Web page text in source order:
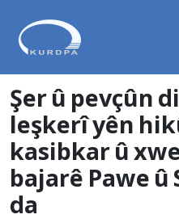
Şer û pevçûn
leşkerî yên
kasibkar û
bajarê Pawe û
da